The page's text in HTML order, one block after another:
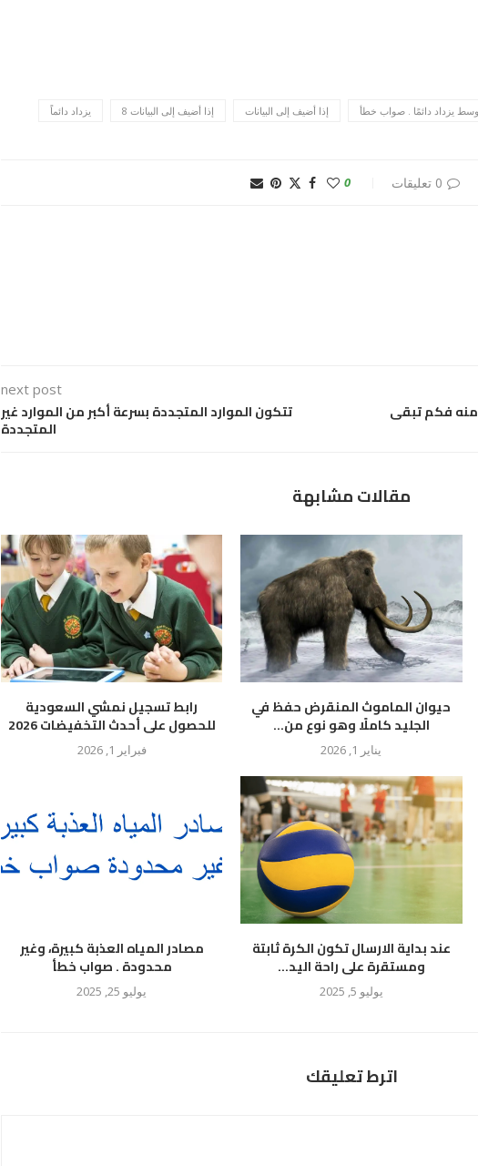
إذا أضيف إلى البيانات إذا أضيف إلى البيانات 8 يزداد دائماً
0 تعليقات 0
يحتاج سيف إلى شريط ، إذا استخدم ٣ ٤ منه فكم تبقى
next post
تتكون الموارد المتجددة بسرعة أكبر من الموارد غير
المتجددة
مقالات مشابهة
رابط تسجيل نمشي السعودية
للحصول على أحدث التخفيضات 2026
فبراير 1, 2026
حيوان الماموث المنقرض حفظ في
الجليد كاملًا وهو نوع من...
يناير 1, 2026
مصادر المياه العذبة كبيرة، وغير
محدودة . صواب خطأ
يوليو 25, 2025
عند بداية الارسال تكون الكرة ثابتة
ومستقرة على راحة اليد...
يوليو 5, 2025
اترط تعليقك